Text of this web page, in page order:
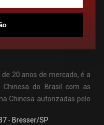
20 anos de mercado, é a
Chinesa do Brasil com as
Chinesa autorizadas pelo
- Bresser/SP